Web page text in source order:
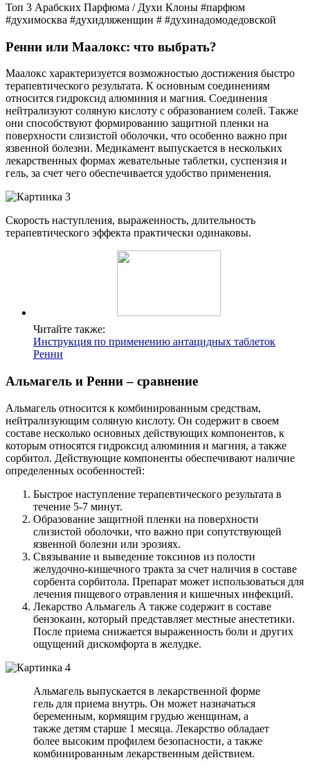
Топ 3 Арабских Парфюма / Духи Клоны #парфюм
#духимосква #духидляженщин # #духинадомодедовской
Ренни или Маалокс: что выбрать?
Маалокс характеризуется возможностью достижения быстро
терапевтического результата. К основным соединениям
относится гидроксид алюминия и магния. Соединения
нейтрализуют соляную кислоту с образованием солей. Также
они способствуют формированию защитной пленки на
поверхности слизистой оболочки, что особенно важно при
язвенной болезни. Медикамент выпускается в нескольких
лекарственных формах жевательные таблетки, суспензия и
гель, за счет чего обеспечивается удобство применения.
Скорость наступления, выраженность, длительность
терапевтического эффекта практически одинаковы.
Читайте также:
Инструкция по применению антацидных таблеток
Ренни
Альмагель и Ренни – сравнение
Альмагель относится к комбинированным средствам,
нейтрализующим соляную кислоту. Он содержит в своем
составе несколько основных действующих компонентов, к
которым относятся гидроксид алюминия и магния, а также
сорбитол. Действующие компоненты обеспечивают наличие
определенных особенностей:
Быстрое наступление терапевтического результата в
течение 5-7 минут.
Образование защитной пленки на поверхности
слизистой оболочки, что важно при сопутствующей
язвенной болезни или эрозиях.
Связывание и выведение токсинов из полости
желудочно-кишечного тракта за счет наличия в составе
сорбента сорбитола. Препарат может использоваться для
лечения пищевого отравления и кишечных инфекций.
Лекарство Альмагель А также содержит в составе
бензокаин, который представляет местные анестетики.
После приема снижается выраженность боли и других
ощущений дискомфорта в желудке.
Альмагель выпускается в лекарственной форме
гель для приема внутрь. Он может назначаться
беременным, кормящим грудью женщинам, а
также детям старше 1 месяца. Лекарство обладает
более высоким профилем безопасности, а также
комбинированным лекарственным действием.